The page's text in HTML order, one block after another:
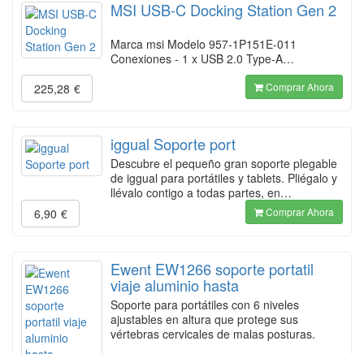
MSI USB-C Docking Station Gen 2
Marca msi Modelo 957-1P151E-011
Conexiones - 1 x USB 2.0 Type-A…
225,28 € Comprar Ahora
iggual Soporte port
Descubre el pequeño gran soporte plegable
de iggual para portátiles y tablets. Pliégalo y
llévalo contigo a todas partes, en…
6,90 € Comprar Ahora
Ewent EW1266 soporte portatil
viaje aluminio hasta
Soporte para portátiles con 6 niveles
ajustables en altura que protege sus
vértebras cervicales de malas posturas.